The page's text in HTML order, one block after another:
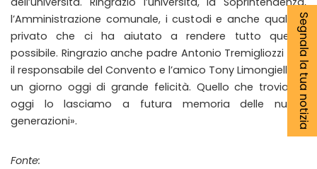
l’Amministrazione comunale, i custodi e anche qualche
privato che ci ha aiutato a rendere tutto questo
possibile. Ringrazio anche padre Antonio Tremigliozzi che
il responsabile del Convento e l’amico Tony Limongiello. E’
un giorno oggi di grande felicità. Quello che troviamo
oggi lo lasciamo a futura memoria delle nuove
generazioni».
Fonte:
Segnala la tua notizia